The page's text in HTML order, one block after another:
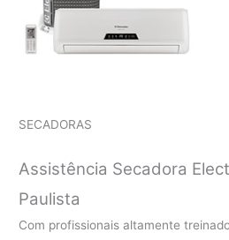
SECADORAS
Assistência Secadora
Paulista
Com profissionais altamente